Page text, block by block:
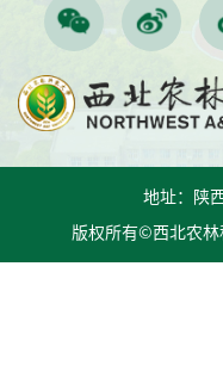
地址：陕
版权所有©西北农